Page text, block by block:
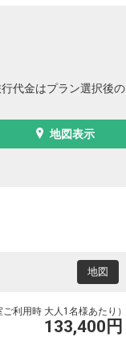
代金はプラン選択後の
地図表示
地図
ご利用時 大人1名様あたり）
133,400 円